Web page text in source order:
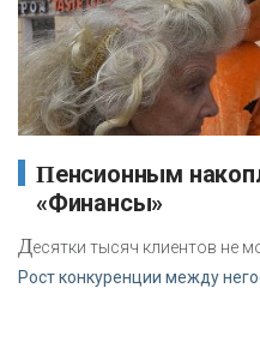
Пенсионным накоплениям нет перевода -
«Финансы»
Десятки тысяч клиентов не
Рост конкуренции между